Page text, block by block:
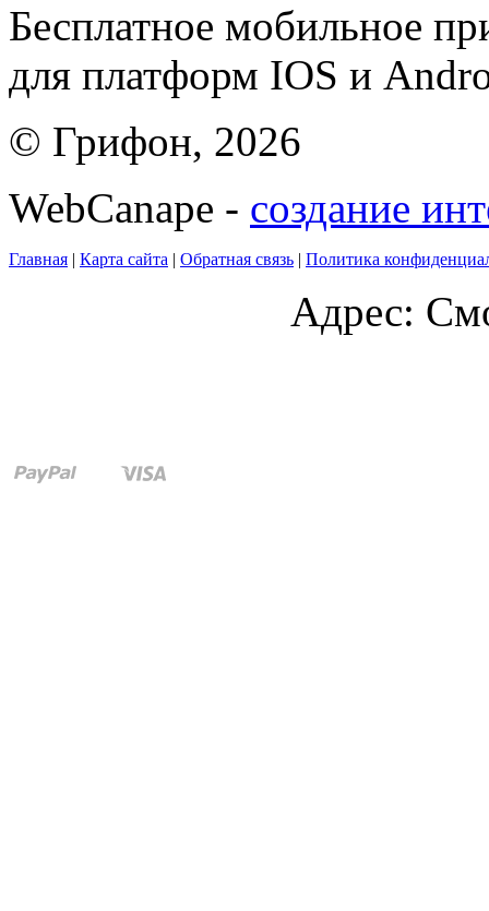
Бесплатное мобильное
для платформ IOS и
© Грифон, 2026
WebCanape - создание
Главная | Карта сайта | Обратная связь | Политика
Адрес: